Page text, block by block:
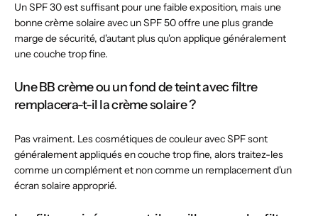
Un SPF 30 est suffisant pour une faible exposition, mais une
bonne crème solaire avec un SPF 50 offre une plus grande
marge de sécurité, d'autant plus qu'on applique généralement
une couche trop fine.
Une BB crème ou un fond de teint avec filtre
remplacera-t-il la crème solaire ?
Pas vraiment. Les cosmétiques de couleur avec SPF sont
généralement appliqués en couche trop fine, alors traitez-les
comme un complément et non comme un remplacement d'un
écran solaire approprié.